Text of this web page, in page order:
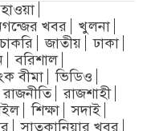
খবর
খুলনা
চাকরি জাতীয়
ঢাকা
বরিশাল
বীমা
ভিডিও
রাজনীতি
রাজশাহী
শিক্ষা
সদাই
সাতকানিয়ার খবর